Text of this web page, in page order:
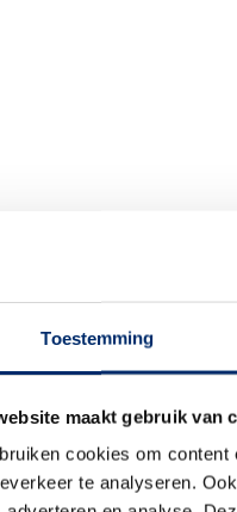
Toestemming
maakt gebruik van
cookies om
te analyseren.